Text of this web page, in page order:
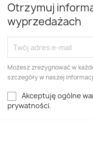
Otrzymuj
wyprzedażach
Możesz zrezygnować w
szczegóły w naszej
Akceptuję ogólne
prywatności.